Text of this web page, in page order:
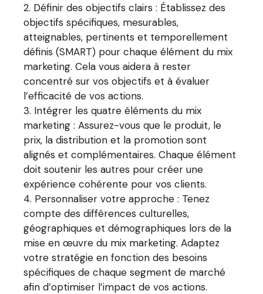
Définir des objectifs clairs : Établissez des
objectifs spécifiques, mesurables,
atteignables, pertinents et temporellement
définis (SMART) pour chaque élément du mix
marketing. Cela vous aidera à rester
concentré sur vos objectifs et à évaluer
l’efficacité de vos actions.
Intégrer les quatre éléments du mix
marketing : Assurez-vous que le produit, le
prix, la distribution et la promotion sont
alignés et complémentaires. Chaque élément
doit soutenir les autres pour créer une
expérience cohérente pour vos clients.
Personnaliser votre approche : Tenez
compte des différences culturelles,
géographiques et démographiques lors de la
mise en œuvre du mix marketing. Adaptez
votre stratégie en fonction des besoins
spécifiques de chaque segment de marché
afin d’optimiser l’impact de vos actions.